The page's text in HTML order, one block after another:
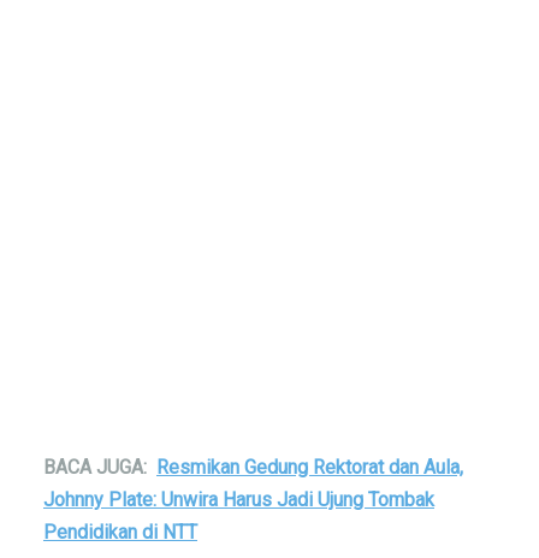
BACA JUGA: Resmikan Gedung Rektorat dan Aula,
Johnny Plate: Unwira Harus Jadi Ujung Tombak
Pendidikan di NTT